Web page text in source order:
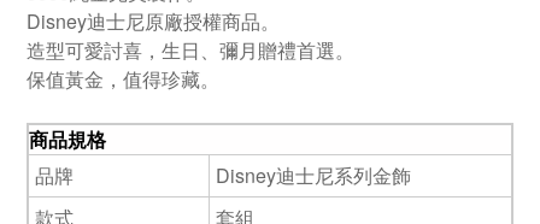
Disney迪士尼原廠授權商品。
造型可愛討喜，生日、彌月贈禮首選。
保值黃金，值得珍藏。
商品規格
品牌
Disney迪士尼系列金飾
款式
套組